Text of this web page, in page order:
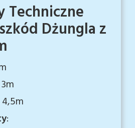
Techniczne
Dżungla z
4,5m
: